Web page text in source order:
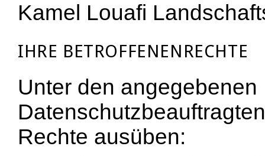
Kamel Louafi
IHRE BETROFFENENRECHTE
Unter den
Rechte ausüben: